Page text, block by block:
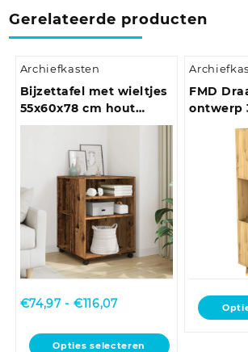
Gerelateerde producten
Archiefkasten
Bijzettafel met wieltjes
55x60x78 cm hout
artisanaal eikenkleur
€74,97 - €116,07Prijsklasse:
tot
Opties selecteren
Dit
FMD
ontwerp
antiek-
Dit
product